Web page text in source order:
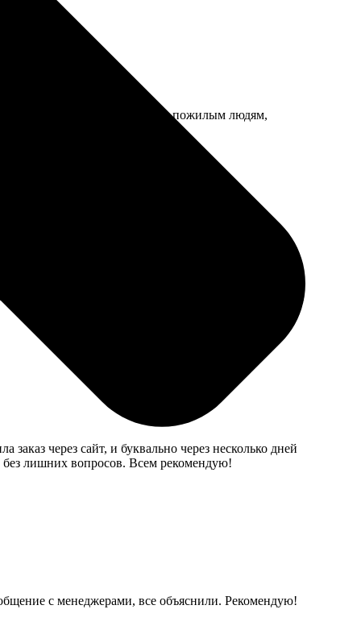
шрифт дат мелковатый, пожилым людям,
выбрала дизайн, потом отправила свои картинки.
качества. Теперь у меня есть классные сувениры
через сайт, и буквально через несколько дней
без лишних вопросов. Всем рекомендую!
с менеджерами, все объяснили. Рекомендую!